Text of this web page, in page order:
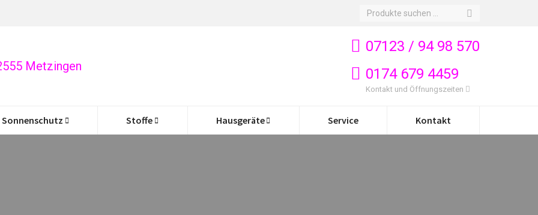
Search:
Metzingen
07123 / 94 98 570
0174 679 4459
Kontakt und Öffnungszeiten
Sonnenschutz Stoffe Hausgeräte Service Kontakt